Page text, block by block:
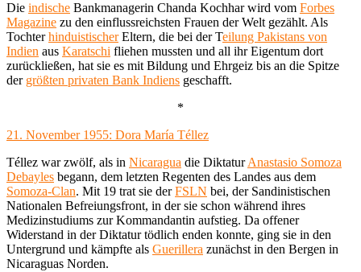
Die indische Bankmanagerin Chanda Kochhar wird vom Forbes
Magazine zu den einflussreichsten Frauen der Welt gezählt. Als
TochterhinduistischerEltern, die bei der Teilung Pakistans von
Indien aus Karatschi fliehen mussten und all ihr Eigentum dort
zurückließen, hat sie es mit Bildung und Ehrgeiz bis an die Spitze
der größten privaten Bank Indiens geschafft.
*
21. November 1955: Dora María Téllez
Téllez war zwölf, als in Nicaragua die DiktaturAnastasio Somoza
Debayles begann, dem letzten Regenten des Landes aus dem
Somoza-Clan. Mit 19 trat sie derFSLN bei, der Sandinistischen
Nationalen Befreiungsfront, in der sie schon während ihres
Medizinstudiums zur Kommandantin aufstieg. Da offener
Widerstand in der Diktatur tödlich enden konnte, ging sie in den
Untergrund und kämpfte als Guerillera zunächst in den Bergen in
Nicaraguas Norden.